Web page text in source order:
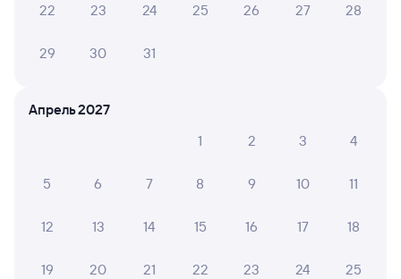
22 23 24 25 26 27 28
29 30 31
Апрель 2027
1
2 3 4
5 6 7 8 9 10 11
12 13 14 15 16 17 18
19 20 21 22 23 24 25